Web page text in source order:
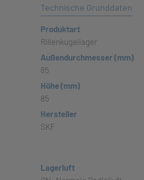
Technische Grunddaten
Produktart
Rillenkugellager
Außendurchmesser (mm)
85
Höhe (mm)
85
Hersteller
SKF
Lagerluft